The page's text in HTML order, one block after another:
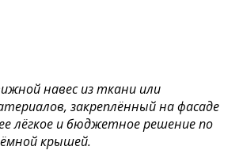
навес из ткани или
закреплённый на фасаде
лёгкое и бюджетное решение по
крышей.